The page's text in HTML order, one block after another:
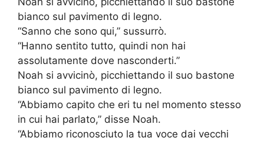
bianco sul pavimento di legno.
“Sanno che sono qui,” sussurrò.
“Hanno sentito tutto, quindi non hai
assolutamente dove nasconderti.”
Noah si avvicinò, picchiettando il suo bastone
bianco sul pavimento di legno.
“Abbiamo capito che eri tu nel momento stesso
in cui hai parlato,” disse Noah.
“Abbiamo riconosciuto la tua voce dai vecchi